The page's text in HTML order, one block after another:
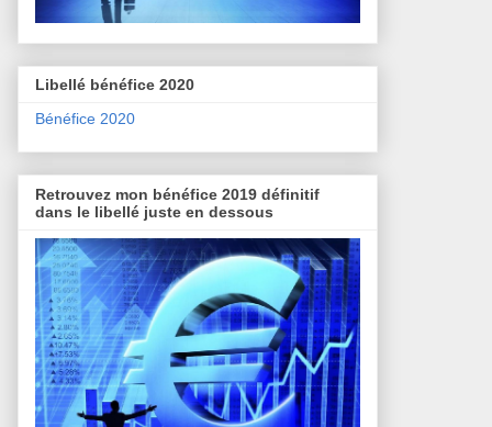
Libellé bénéfice 2020
Bénéfice 2020
Retrouvez mon bénéfice 2019 définitif
dans le libellé juste en dessous